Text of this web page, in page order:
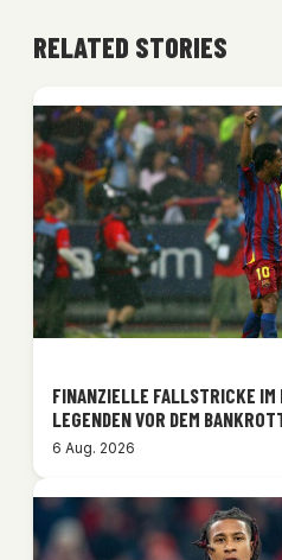
RELATED STORIES
FINANZIELLE FALLSTRICKE IM
EGENDEN VOR DEM BANKROTT
6 Aug. 2026